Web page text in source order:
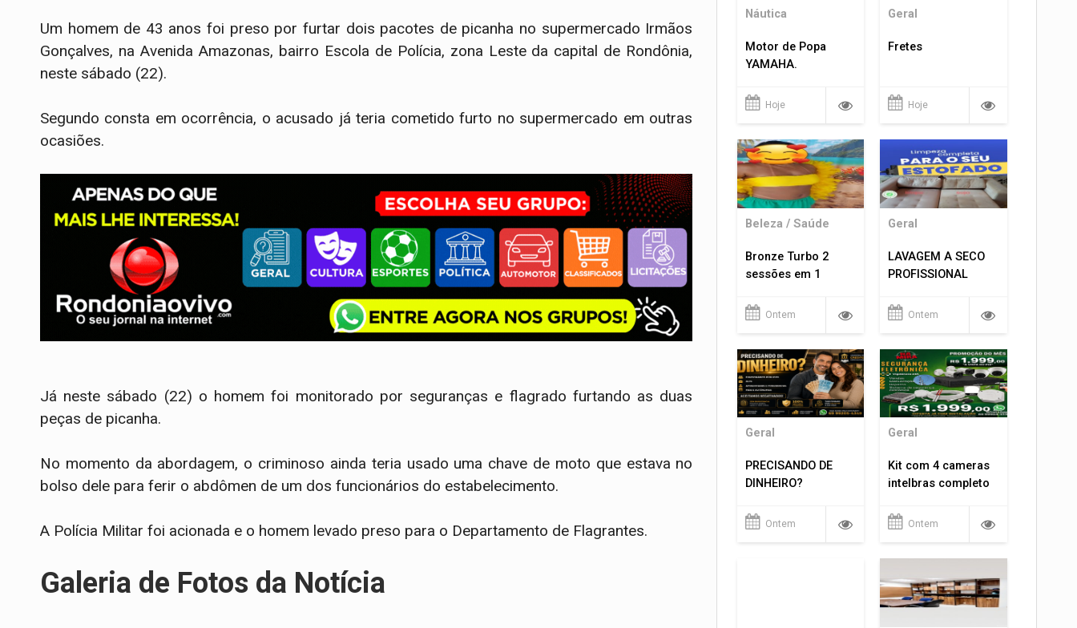
Um homem de 43 anos foi preso por furtar dois pacotes de picanha no supermercado Irmãos
Gonçalves, na Avenida Amazonas, bairro Escola de Polícia, zona Leste da capital de Rondônia,
neste sábado (22).
Segundo consta em ocorrência, o acusado já teria cometido furto no supermercado em outras
ocasiões.
Já neste sábado (22) o homem foi monitorado por seguranças e flagrado furtando as duas
peças de picanha.
No momento da abordagem, o criminoso ainda teria usado uma chave de moto que estava no
bolso dele para ferir o abdômen de um dos funcionários do estabelecimento.
A Polícia Militar foi acionada e o homem levado preso para o Departamento de Flagrantes.
Galeria de Fotos da Notícia
Náutica
Motor de Popa
YAMAHA.
Hoje
Geral
Fretes
Hoje
Beleza / Saúde
Bronze Turbo 2
sessões em 1
Ontem
Geral
LAVAGEM A SECO
PROFISSIONAL
Ontem
Geral
PRECISANDO DE
DINHEIRO?
Ontem
Geral
Kit com 4 cameras
intelbras completo
Ontem